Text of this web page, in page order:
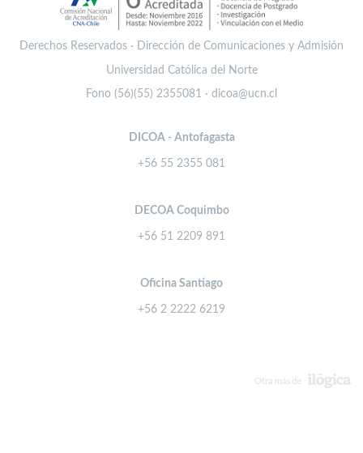
Derechos Reservados · Dirección de Comunicaciones y Admisión
Universidad Católica del Norte
Fono (56)(55) 2355081 · dicoa@ucn.cl
DICOA - Antofagasta
+56 55 2355 081
DECOA Coquimbo
+56 51 2209 891
Oficina Santiago
+56 2 2222 6219